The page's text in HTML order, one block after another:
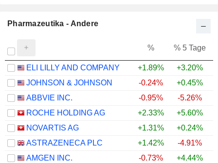
Pharmazeutika - Andere
% % 5 Tage
ELI LILLY AND COMPANY +1.89% +3.20%
JOHNSON & JOHNSON
-0.24% +0.45%
ABBVIE INC.
-0.95% -5.26%
ROCHE HOLDING AG
+2.33% +5.60%
NOVARTIS AG
+1.31% +0.24%
ASTRAZENECA PLC
+1.42% -4.91%
AMGEN INC.
-0.73% +4.44%